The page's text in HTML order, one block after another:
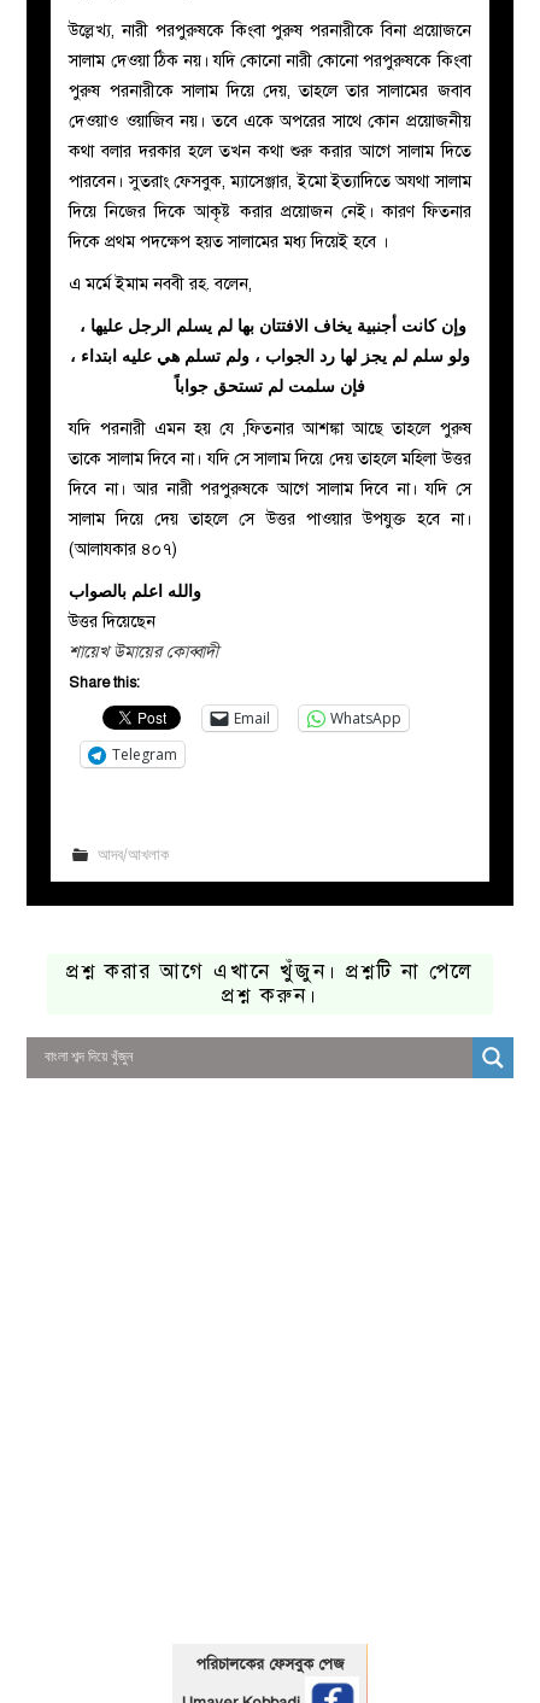
উল্লেখ্য, নারী পরপুরুষকে কিংবা পুরুষ পরনারীকে বিনা প্রয়োজনে
সালাম দেওয়া ঠিক নয়। যদি কোনো নারী কোনো পরপুরুষকে কিংবা
পুরুষ পরনারীকে সালাম দিয়ে দেয়, তাহলে তার সালামের জবাব
দেওয়াও ওয়াজিব নয়। তবে একে অপরের সাথে কোন প্রয়োজনীয়
কথা বলার দরকার হলে তখন কথা শুরু করার আগে সালাম দিতে
পারবেন। সুতরাং ফেসবুক, ম্যাসেঞ্জার, ইমো ইত্যাদিতে অযথা সালাম
দিয়ে নিজের দিকে আকৃষ্ট করার প্রয়োজন নেই। কারণ ফিতনার
দিকে প্রথম পদক্ষেপ হয়ত সালামের মধ্য দিয়েই হবে ।
এ মর্মে ইমাম নববী রহ. বলেন,
ولو سلم لم يجز لها رد الجواب ، ولم تسلم هي عليه ابتداء ،
فإن سلمت لم تستحق جواباً
যদি পরনারী এমন হয় যে ,ফিতনার আশঙ্কা আছে তাহলে পুরুষ
তাকে সালাম দিবে না। যদি সে সালাম দিয়ে দেয় তাহলে মহিলা উত্তর
দিবে না। আর নারী পরপুরুষকে আগে সালাম দিবে না। যদি সে
সালাম দিয়ে দেয় তাহলে সে উত্তর পাওয়ার উপযুক্ত হবে না।
(আলাযকার ৪০৭)
والله اعلم بالصواب
উত্তর দিয়েছেন
শায়েখ উমায়ের কোব্বাদী
Share this:
Email
WhatsApp
Telegram
আদব/আখলাক
প্রশ্ন করার আগে এখানে খুঁজুন। প্রশ্নটি না পেলে
প্রশ্ন করুন।
পরিচালকের ফেসবুক পেজ